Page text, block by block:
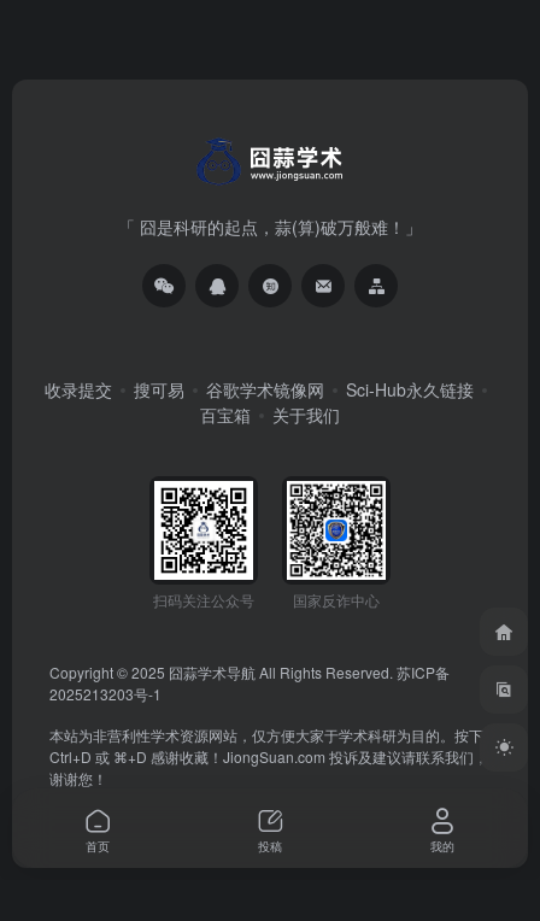
「 囧是科研的起点，蒜(算)破万般难！」
收录提交 搜可易 谷歌学术镜像网
Sci-Hub永久链接
百宝箱
关于我们
扫码关注公众号 国家反诈中心
Copyright © 2025 囧蒜学术导航 All Rights Reserved. 苏ICP备
2025213203号-1
本站为非营利性学术资源网站，仅方便大家于学术科研为目的。按下
Ctrl+D 或 ⌘+D 感谢收藏！ JiongSuan.com 投诉及建议请联系我们，
谢谢您！
首页 投稿 我的